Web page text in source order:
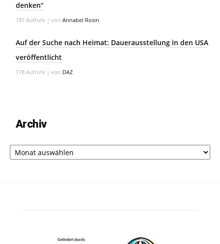
denken“
187 Aufrufe | von Annabel Rosin
Auf der Suche nach Heimat: Dauerausstellung in den USA
veröffentlicht
178 Aufrufe | von DAZ
Archiv
Archiv